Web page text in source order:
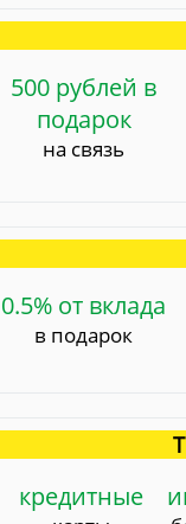
500 рублей в
подарок
на связь
0.5% от вклада
в подарок
кредитные